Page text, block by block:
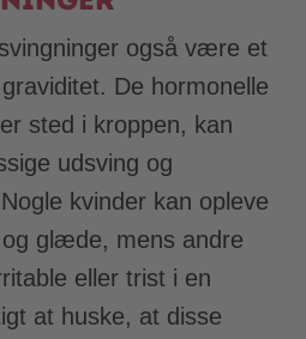
også være et
De hormonelle
sted i kroppen, kan
udsving og
kvinder kan opleve
glæde, mens andre
eller trist i en
at huske, at disse